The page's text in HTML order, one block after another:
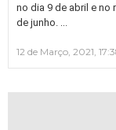
no dia 9 de abril e
de junho.
12 de Março, 2021,